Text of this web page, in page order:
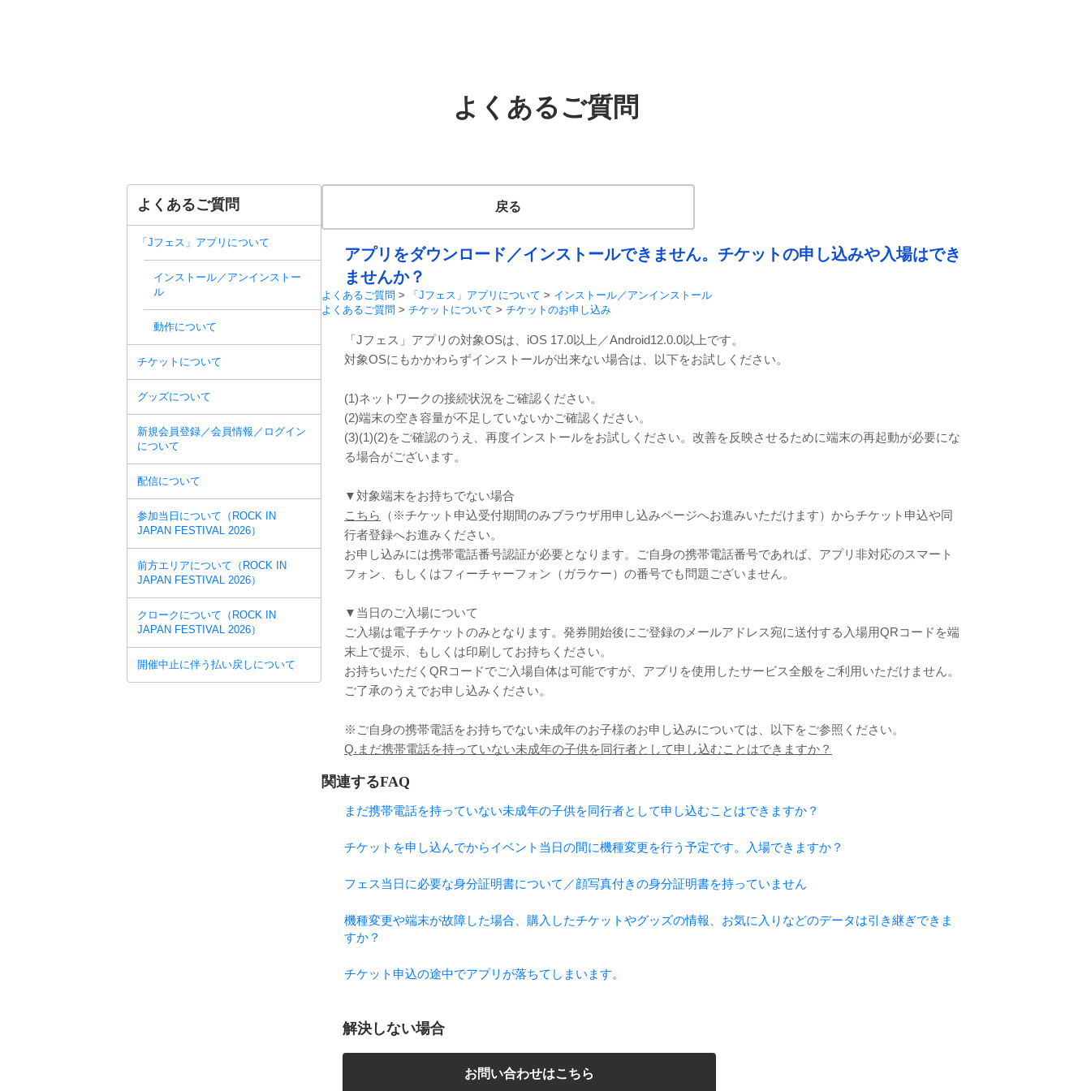
よくあるご質問
よくあるご質問
「Jフェス」アプリについて
インストール／アンインストー
ル
動作について
チケットについて
グッズについて
新規会員登録／会員情報／ログイン
について
配信について
参加当日について（ROCK IN
JAPAN FESTIVAL 2026）
前方エリアについて（ROCK IN
JAPAN FESTIVAL 2026）
クロークについて（ROCK IN
JAPAN FESTIVAL 2026）
開催中止に伴う払い戻しについて
戻る
アプリをダウンロード／インストールできません。チケットの申し込みや入場はでき
ませんか？
よくあるご質問 > 「Jフェス」アプリについて > インストール／アンインストール
よくあるご質問 > チケットについて > チケットのお申し込み
「Jフェス」アプリの対象OSは、iOS 17.0以上／Android12.0.0以上です。
対象OSにもかかわらずインストールが出来ない場合は、以下をお試しください。
(1)ネットワークの接続状況をご確認ください。
(2)端末の空き容量が不足していないかご確認ください。
(3)(1)(2)をご確認のうえ、再度インストールをお試しください。改善を反映させるために端末の再起動が必要にな
る場合がございます。
▼対象端末をお持ちでない場合
こちら
（※チケット申込受付期間のみブラウザ用申し込みページへお進みいただけます）からチケット申込や同
行者登録へお進みください。
お申し込みには携帯電話番号認証が必要となります。ご自身の携帯電話番号であれば、アプリ非対応のスマート
フォン、もしくはフィーチャーフォン（ガラケー）の番号でも問題ございません。
▼当日のご入場について
ご入場は電子チケットのみとなります。発券開始後にご登録のメールアドレス宛に送付する入場用QRコードを端
末上で提示、もしくは印刷してお持ちください。
お持ちいただくQRコードでご入場自体は可能ですが、アプリを使用したサービス全般をご利用いただけません。
ご了承のうえでお申し込みください。
※ご自身の携帯電話をお持ちでない未成年のお子様のお申し込みについては、以下をご参照ください。
Q.まだ携帯電話を持っていない未成年の子供を同行者として申し込むことはできますか？
関連するFAQ
まだ携帯電話を持っていない未成年の子供を同行者として申し込むことはできますか？
チケットを申し込んでからイベント当日の間に機種変更を行う予定です。入場できますか？
フェス当日に必要な身分証明書について／顔写真付きの身分証明書を持っていません
機種変更や端末が故障した場合、購入したチケットやグッズの情報、お気に入りなどのデータは引き継ぎできま
すか？
チケット申込の途中でアプリが落ちてしまいます。
解決しない場合
お問い合わせはこちら